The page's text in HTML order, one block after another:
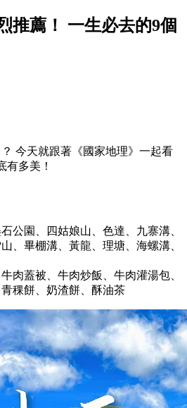
推薦！ 一生必去的9個
今天就跟著《國家地理》一起看
有多美！
公園、四姑娘山、色達、九寨溝、
、畢棚溝、黃龍、理塘、海螺溝、
肉蓋被、牛肉炒飯、牛肉灌湯包、
稞餅、奶渣餅、酥油茶